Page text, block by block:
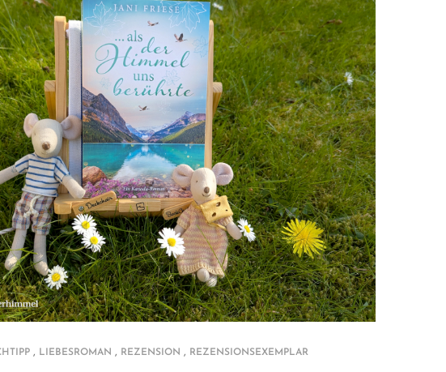
, LIEBESROMAN , REZENSION , REZENSIONSEXEMPLAR